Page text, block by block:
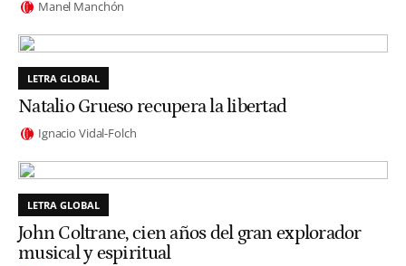
Manel Manchón
LETRA GLOBAL
Natalio Grueso recupera la libertad
Ignacio Vidal-Folch
LETRA GLOBAL
John Coltrane, cien años del gran explorador
musical y espiritual